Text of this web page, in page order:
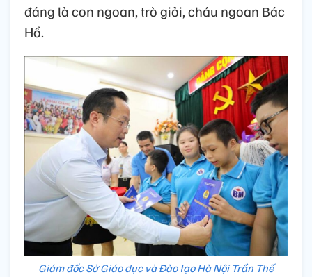
đáng là con ngoan, trò giỏi, cháu ngoan Bác
Hồ.
Giám đốc Sở Giáo dục và Đào tạo Hà Nội Trần Thế